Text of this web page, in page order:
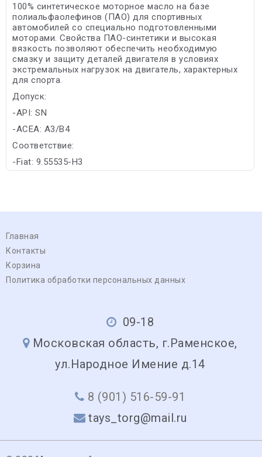
100% синтетическое моторное масло на базе
полиальфаолефинов (ПАО) для спортивных
автомобилей со специально подготовленными
моторами. Свойства ПАО-синтетики и высокая
вязкость позволяют обеспечить необходимую
смазку и защиту деталей двигателя в условиях
экстремальных нагрузок на двигатель, характерных
для спорта.
Допуск:
-API: SN
-ACEA: A3/B4
Соответствие:
-Fiat: 9.55535-H3
Главная
Контакты
Корзина
Политика обработки персональных данных
09-18
Московская область, г.Раменское,
ул.Народное Имение д.14
8 (901) 516-59-91
tays_torg@mail.ru